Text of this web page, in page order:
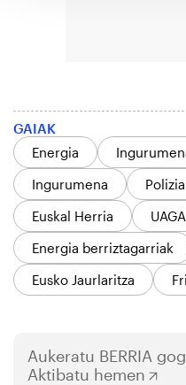
GAIAK
Energia
Ingurumena
Euskal Herria
UAGA
Energia berriztagarriak
Eusko Jaurlaritza
Aukeratu BERRIA
Aktibatu hemen